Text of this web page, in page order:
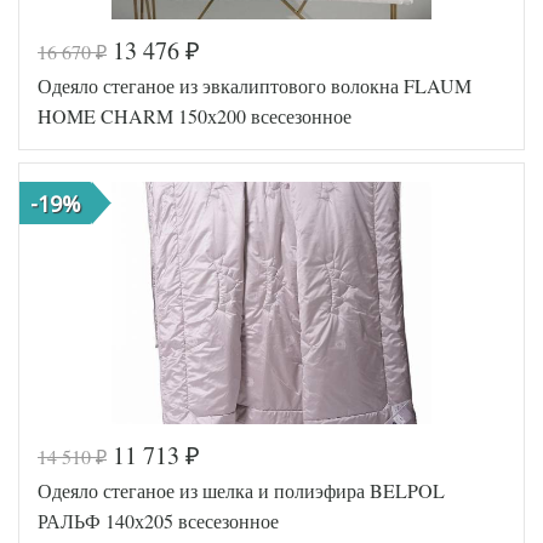
Код товара
549-072
Артикул
GG-FB-3270
Ширина х
Длина
160х220
(1,5-сп)
Сезонность
Всесезонное
Наполнитель
Бамбуковое
волокно
Ткань
Сатин
German
Grass
(Австрия)
Код товара
554-802
Артикул
HH-08158
Ширина х
Длина
150х200 (1,5-
сп)
16 670₽ 13 476 ₽
Одеяло стеганое из эвкалиптового волокна FLAUM
HOME CHARM 150х200 всесезонное
-19%
14 510₽ 11 713 ₽
Одеяло стеганое из шелка и полиэфира BELPOL
РАЛЬФ 140х205 всесезонное